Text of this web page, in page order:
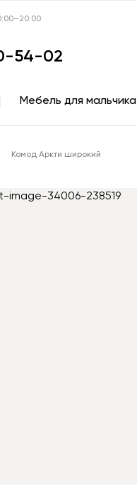
54-02
Мебель для мальчика
Комод Аркти широкий